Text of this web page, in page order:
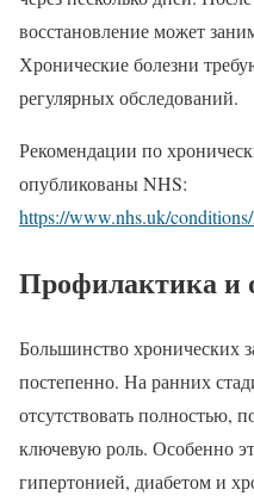
восстановление может
Хронические болезни
регулярных обследований.
Рекомендации по
опубликованы NHS:
https://www.nhs.uk/
Профилактика и
Большинство хронических
постепенно. На ранних
отсутствовать полностью,
ключевую роль. Особенно
гипертонией, диабетом и